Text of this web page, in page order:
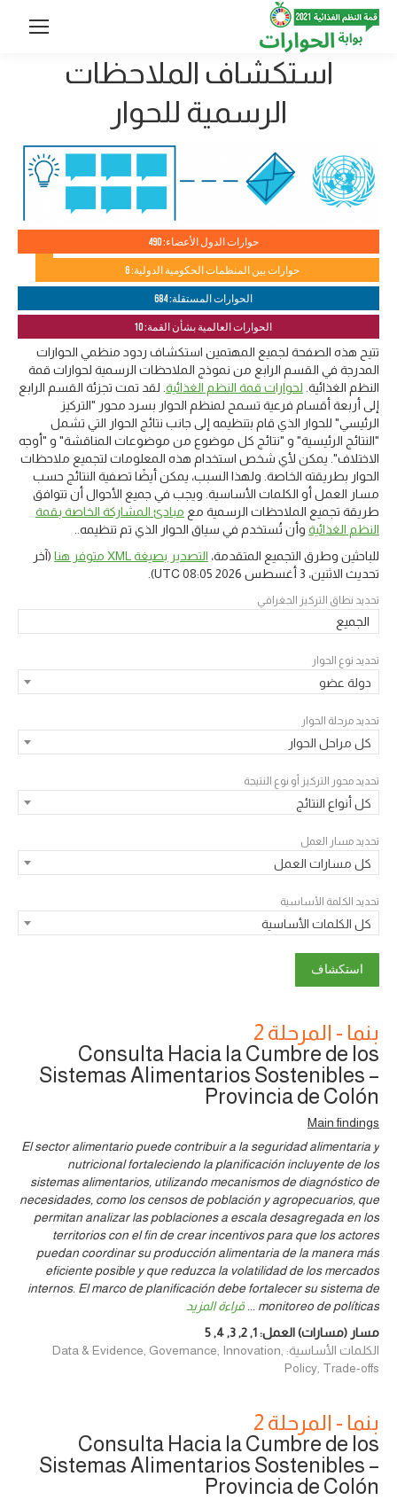
استكشاف الملاحظات
الرسمية للحوار
حوارات الدول الأعضاء: 490
حوارات بين المنظمات الحكومية الدولية: 6
الحوارات المستقلة: 684
الحوارات العالمية بشأن القمة: 10
تتيح هذه الصفحة لجميع المهتمين استكشاف ردود منظمي الحوارات
المدرجة في القسم الرابع من نموذج الملاحظات الرسمية لحوارات قمة
النظم الغذائية. لحوارات قمة النظم الغذائية . لقد تمت تجزئة القسم الرابع
إلى أربعة أقسام فرعية تسمح لمنظم الحوار بسرد محور "التركيز
الرئيسي" للحوار الذي قام بتنظيمه إلى جانب نتائج الحوار التي تشمل
"النتائج الرئيسية" و "نتائج كل موضوع من موضوعات المناقشة" و "أوجه
الاختلاف". يمكن لأي شخص استخدام هذه المعلومات لتجميع ملاحظات
الحوار بطريقته الخاصة. ولهذا السبب، يمكن أيضًا تصفية النتائج حسب
مسار العمل أو الكلمات الأساسية. ويجب في جميع الأحوال أن تتوافق
طريقة تجميع الملاحظات الرسمية مع مبادئ المشاركة الخاصة بقمة
النظم الغذائية وأن تُستخدم في سياق الحوار الذي تم تنظيمه..
للباحثين وطرق التجميع المتقدمة، التصدير بصيغة XML متوفر هنا
(آخر
تحديث الاثنين، 3 أغسطس 2026 08:05 UTC ).
تحديد نطاق التركيز الجغرافي
الجميع
تحديد نوع الحوار
دولة عضو
تحديد مرحلة الحوار
كل مراحل الحوار
تحديد محور التركيز أو نوع النتيجة
كل أنواع النتائج
تحديد مسار العمل
كل مسارات العمل
تحديد الكلمة الأساسية
كل الكلمات الأساسية
بنما - المرحلة 2
Consulta Hacia la Cumbre de los
Sistemas Alimentarios Sostenibles –
Provincia de Colón
Main findings
El sector alimentario puede contribuir a la seguridad alimentaria y
nutricional fortaleciendo la planificación incluyente de los
sistemas alimentarios, utilizando mecanismos de diagnóstico de
necesidades, como los censos de población y agropecuarios, que
permitan analizar las poblaciones a escala desagregada en los
territorios con el fin de crear incentivos para que los actores
puedan coordinar su producción alimentaria de la manera más
eficiente posible y que reduzca la volatilidad de los mercados
internos. El marco de planificación debe fortalecer su sistema de
monitoreo de políticas
... قراءة المزيد
مسار (مسارات) العمل:1
,
2
,
3
,
4
,
5
الكلمات الأساسية: Data & Evidence, Governance, Innovation,
Policy, Trade-offs
بنما - المرحلة 2
Consulta Hacia la Cumbre de los
Sistemas Alimentarios Sostenibles –
Provincia de Colón